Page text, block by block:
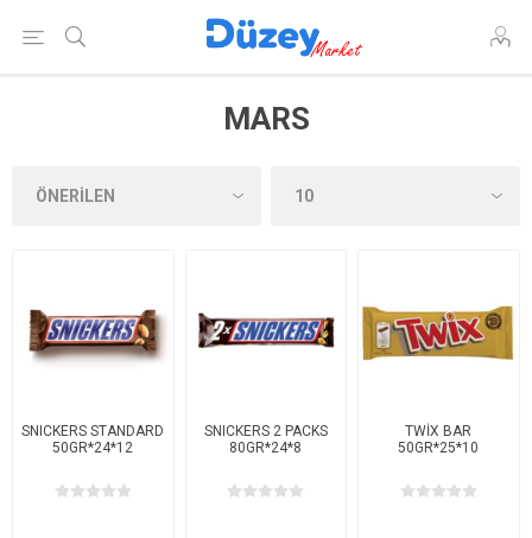
MARS
SNICKERS STANDARD
50GR*24*12
SNICKERS 2 PACKS
80GR*24*8
TWİX BAR
50GR*25*10